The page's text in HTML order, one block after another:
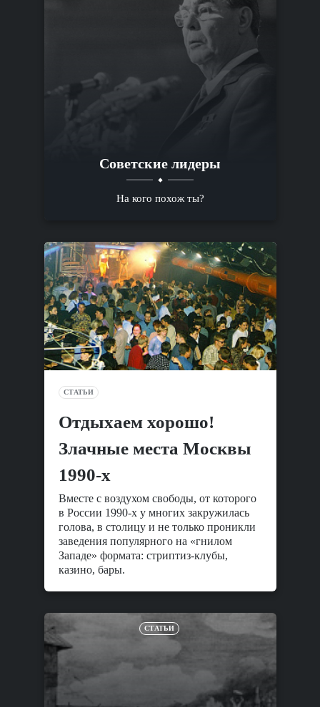
Советские лидеры
На кого похож ты?
СТАТЬИ
Отдыхаем хорошо!
Злачные места Москвы
1990-х
Вместе с воздухом свободы, от которого
в России 1990-х у многих закружилась
голова, в столицу и не только проникли
заведения популярного на «гнилом
Западе» формата: стриптиз-клубы,
казино, бары.
СТАТЬИ